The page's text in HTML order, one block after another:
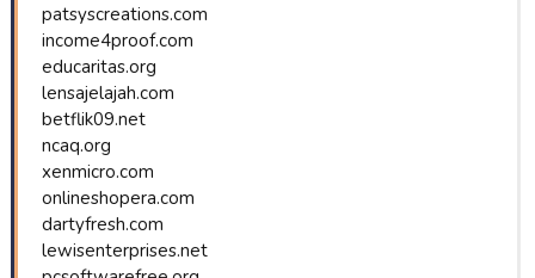
patsyscreations.com
income4proof.com
educaritas.org
lensajelajah.com
betflik09.net
ncaq.org
xenmicro.com
onlineshopera.com
dartyfresh.com
lewisenterprises.net